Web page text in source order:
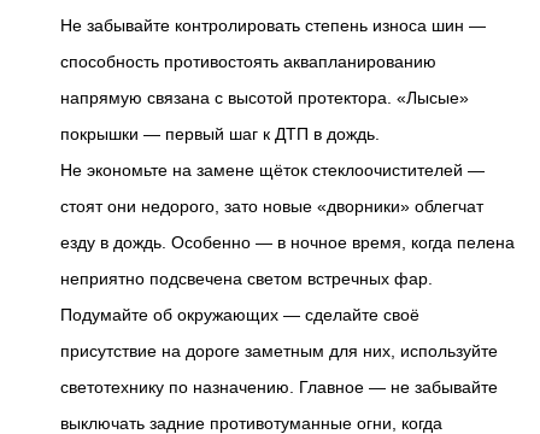
Не забывайте контролировать степень износа шин —
способность противостоять аквапланированию
напрямую связана с высотой протектора. «Лысые»
покрышки — первый шаг к ДТП в дождь.
Не экономьте на замене щёток стеклоочистителей —
стоят они недорого, зато новые «дворники» облегчат
езду в дождь. Особенно — в ночное время, когда пелена
неприятно подсвечена светом встречных фар.
Подумайте об окружающих — сделайте своё
присутствие на дороге заметным для них, используйте
светотехнику по назначению. Главное — не забывайте
выключать задние противотуманные огни, когда